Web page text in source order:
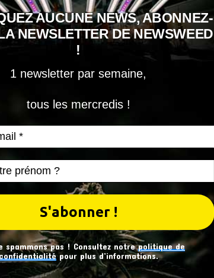
AUCUNE NEWS, ABONNEZ-
NEWSLETTER DE NEWSWEED
!
1 newsletter par semaine,
tous les mercredis !
spammons pas ! Consultez notrepolitique de
pour plus d’informations.